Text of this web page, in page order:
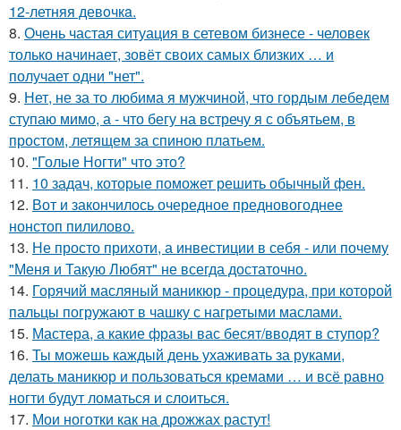
12-летняя девoчкa.
8. Очень частая ситуация в сетевом бизнесе - человек
только начинает, зовёт своих самых близких … и
получает одни "нет".
9. Нет, не за то любима я мужчиной, что гордым лебедем
ступаю мимо, а - что бегу на встречу я с объятьем, в
простом, летящем за спиною платьем.
10. "Голые Ногти" что это?
11. 10 задач, которые поможет решить обычный фен.
12. Вот и закончилось очередное предновогоднее
нонстоп пилилово.
13. Не просто прихоти, а инвестиции в себя - или почему
"Меня и Такую Любят" не всегда достаточно.
14. Горячий масляный маникюр - процедура, при которой
пальцы погружают в чашку с нагретыми маслами.
15. Мастера, а какие фразы вас бесят/вводят в ступор?
16. Ты можешь каждый день ухаживать за руками,
делать маникюр и пользоваться кремами … и всё равно
ногти будут ломаться и слоиться.
17. Мои ноготки как на дрожжах растут!